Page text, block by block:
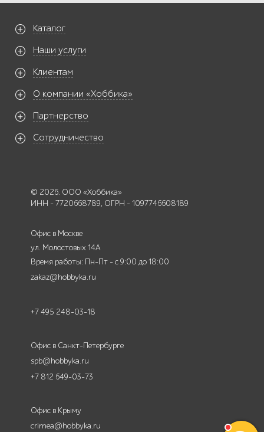
Каталог
Наши услуги
Клиентам
О компании «Хоббика»
Партнерство
Сотрудничество
© 2026. ООО «Хоббика»
ИНН - 7720668789, ОГРН - 1097746608189
Офис в Москве
ул. Молостовых 14А
Время работы: Пн-Пт - с 9:00 до 18:00
zakaz@hobbyka.ru
+7 495 248-03-18
Офис в Санкт-Петербурге
spb@hobbyka.ru
+7 812 649-03-73
Офис в Крыму
crimea@hobbyka.ru